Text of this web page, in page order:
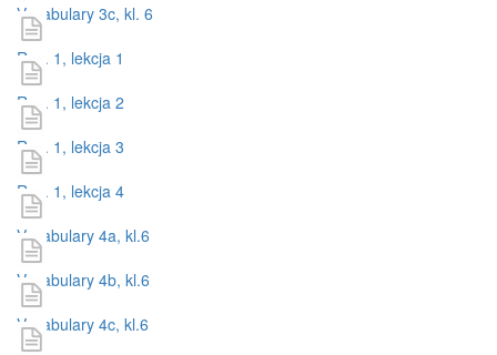
Vocabulary 3c, kl. 6
Roz. 1, lekcja 1
Roz. 1, lekcja 2
Roz. 1, lekcja 3
Roz. 1, lekcja 4
Vocabulary 4a, kl.6
Vocabulary 4b, kl.6
Vocabulary 4c, kl.6